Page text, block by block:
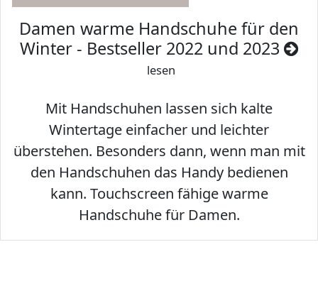
Damen warme Handschuhe für den
Winter - Bestseller 2022 und 2023
lesen
Mit Handschuhen lassen sich kalte
Wintertage einfacher und leichter
überstehen. Besonders dann, wenn man mit
den Handschuhen das Handy bedienen
kann. Touchscreen fähige warme
Handschuhe für Damen.